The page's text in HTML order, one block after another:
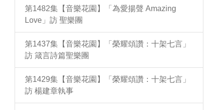
第1482集【音樂花園】「為愛揚聲 Amazing
Love」訪 聖樂團
第1437集【音樂花園】「榮耀頌讚：十架七言」
訪 箴言詩篇聖樂團
第1429集【音樂花園】「榮耀頌讚：十架七言」
訪 楊建章執事